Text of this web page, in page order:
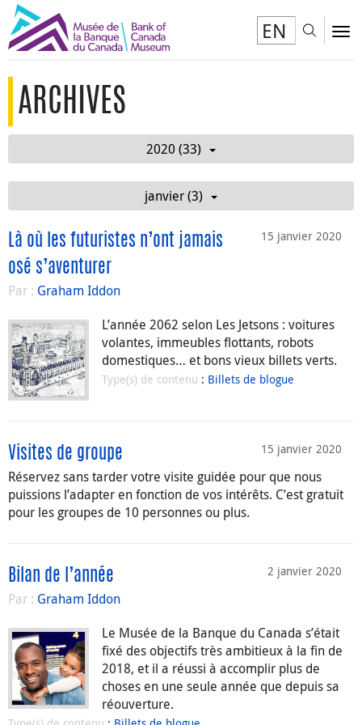
EN
ARCHIVES
2020 (33)
janvier (3)
15 janvier 2020
Là où les futuristes n’ont jamais
osé s’aventurer
Par : Graham Iddon
L’année 2062 selon Les Jetsons : voitures
volantes, immeubles flottants, robots
domestiques… et bons vieux billets verts.
Type(s) de contenu : Billets de blogue
15 janvier 2020
Visites de groupe
Réservez sans tarder votre visite guidée pour que nous
puissions l’adapter en fonction de vos intérêts. C’est gratuit
pour les groupes de 10 personnes ou plus.
2 janvier 2020
Bilan de l’année
Par : Graham Iddon
Le Musée de la Banque du Canada s’était
fixé des objectifs très ambitieux à la fin de
2018, et il a réussi à accomplir plus de
choses en une seule année que depuis sa
réouverture.